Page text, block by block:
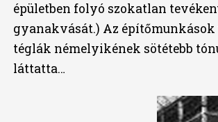
épületben folyó szokatlan
gyanakvását.) Az
téglák némelyikének sötétebb
láttatta…